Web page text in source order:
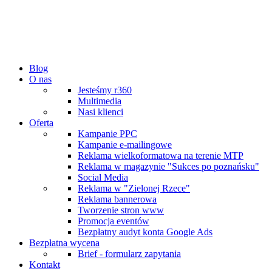
Blog
O nas
Jesteśmy r360
Multimedia
Nasi klienci
Oferta
Kampanie PPC
Kampanie e-mailingowe
Reklama wielkoformatowa na terenie MTP
Reklama w magazynie "Sukces po poznańsku"
Social Media
Reklama w "Zielonej Rzece"
Reklama bannerowa
Tworzenie stron www
Promocja eventów
Bezpłatny audyt konta Google Ads
Bezpłatna wycena
Brief - formularz zapytania
Kontakt